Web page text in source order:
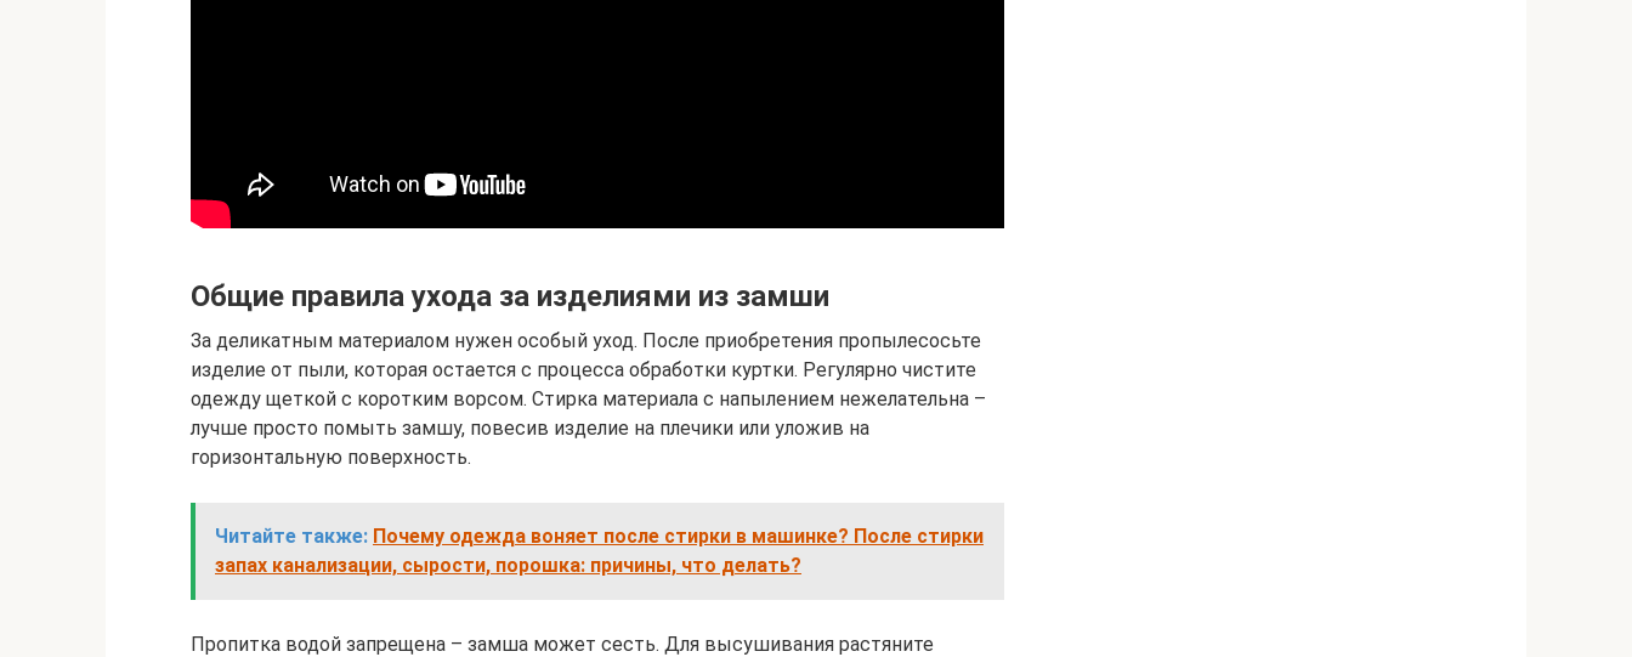
Общие правила ухода за изделиями из замши
За деликатным материалом нужен особый уход. После приобретения пропылесосьте
изделие от пыли, которая остается с процесса обработки куртки. Регулярно чистите
одежду щеткой с коротким ворсом. Стирка материала с напылением нежелательна –
лучше просто помыть замшу, повесив изделие на плечики или уложив на
горизонтальную поверхность.
Читайте также: Почему одежда воняет после стирки в машинке? После стирки
запах канализации, сырости, порошка: причины, что делать?
Пропитка водой запрещена – замша может сесть. Для высушивания растяните